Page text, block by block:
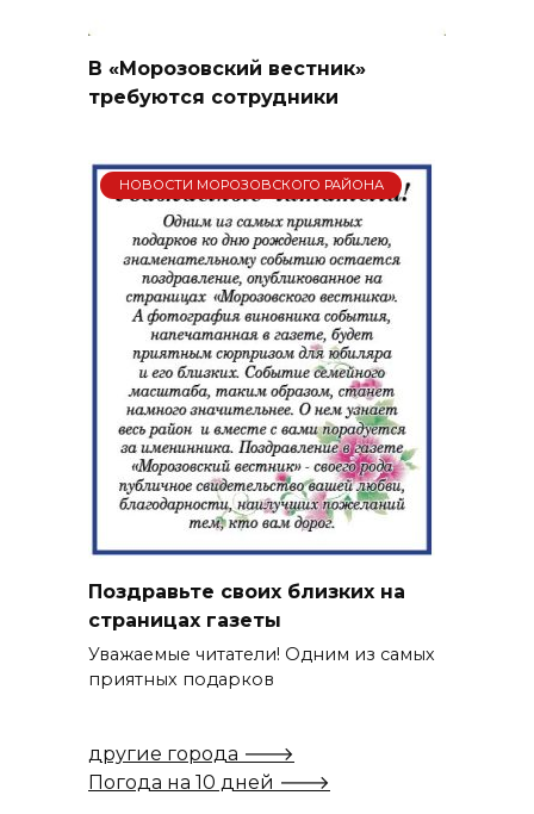
В «Морозовский вестник»
требуются сотрудники
НОВОСТИ МОРОЗОВСКОГО РАЙОНА
Поздравьте своих близких на
страницах газеты
Уважаемые читатели! Одним из самых
приятных подарков
другие города 🡒
Погода на 10 дней 🡒